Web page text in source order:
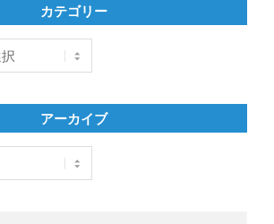
カテゴリー
アーカイブ